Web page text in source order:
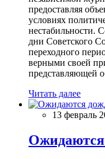
предоставляя
условиях
нестабильности.
дни Советского
переходного
верными своей
представляющей
Читать далее
13 февраль